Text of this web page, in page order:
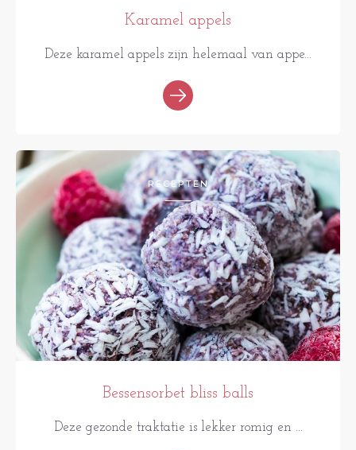
Karamel appels
Deze karamel appels zijn helemaal van appe...
RECEPTEN
Bessensorbet bliss balls
Deze gezonde traktatie is lekker romig en ...